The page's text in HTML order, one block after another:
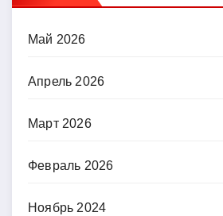
Май 2026
Апрель 2026
Март 2026
Февраль 2026
Ноябрь 2024